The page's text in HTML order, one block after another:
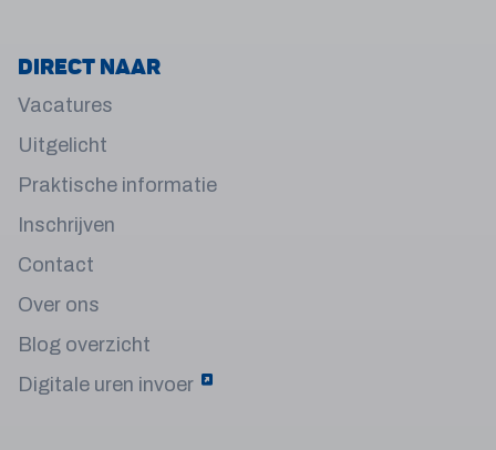
Direct naar
Vacatures
Uitgelicht
Praktische informatie
Inschrijven
Contact
Over ons
Blog overzicht
Digitale uren invoer